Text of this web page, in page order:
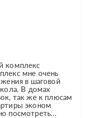
комплекс
мне очень
в шаговой
В домах
так же к плюсам
эконом
посмотреть...